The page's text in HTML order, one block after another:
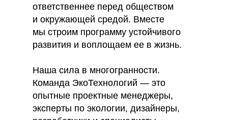
ответственнее перед обществом
и окружающей средой. Вместе
мы строим программу устойчивого
развития и воплощаем ее в жизнь.
Наша сила в многогранности.
Команда ЭкоТехнологий — это
опытные проектные менеджеры,
эксперты по экологии, дизайнеры,